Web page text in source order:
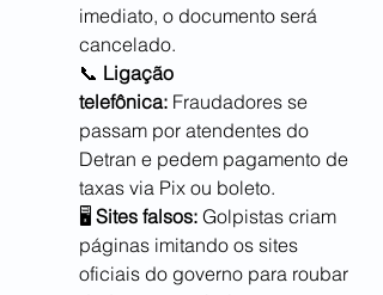
imediato, o documento será
cancelado.
📞 Ligação
telefônica: Fraudadores se
passam por atendentes do
Detran e pedem pagamento de
taxas via Pix ou boleto.
🖥 Sites falsos: Golpistas criam
páginas imitando os sites
oficiais do governo para roubar